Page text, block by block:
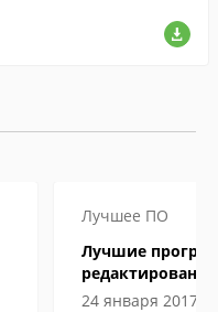
Лучшее ПО
Лучшие
подробные
24 января 2017